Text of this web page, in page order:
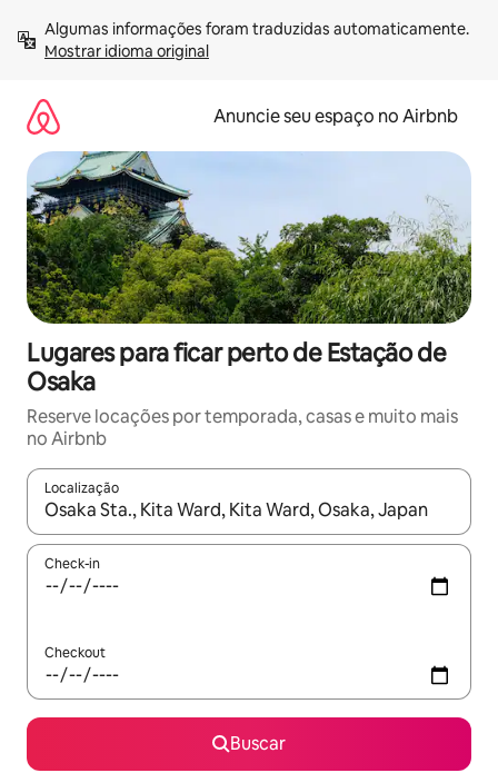
para
Mostrar idioma original
Anuncie seu espaço no Airbnb
Lugares para ficar perto de Estação de
Osaka
Reserve locações por temporada, casas e muito mais
no Airbnb
Localização
Quando os resultados estiverem disponíveis, explore-os
Check-in
Checkout
Buscar